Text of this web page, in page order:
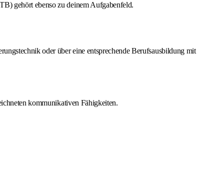
gehört ebenso zu deinem Aufgabenfeld.
oder über eine entsprechende Berufsausbildung mit
kommunikativen Fähigkeiten.